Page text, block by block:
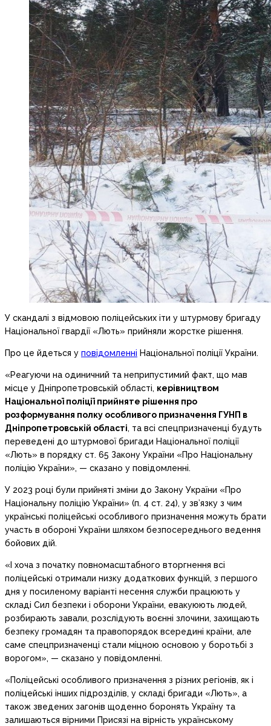
У скандалі з відмовою поліцейських іти у штурмову бригаду
Національної гвардії «Лють» прийняли жорстке рішення.
Про це йдеться у повідомленні Національної поліції України.
«Реагуючи на одиничний та неприпустимий факт, що мав
місце у Дніпропетровській області, керівництвом
Національної поліції прийняте рішення про
розформування полку особливого призначення ГУНП в
Дніпропетровській області, та всі спецпризначенці будуть
переведені до штурмової бригади Національної поліції
«Лють» в порядку ст. 65 Закону України «Про Національну
поліцію України», — сказано у повідомленні.
У 2023 році були прийняті зміни до Закону України «Про
Національну поліцію України» (п. 4 ст. 24), у зв’язку з чим
українські поліцейські особливого призначення можуть брати
участь в обороні України шляхом безпосереднього ведення
бойових дій.
«І хоча з початку повномасштабного вторгнення всі
поліцейські отримали низку додаткових функцій, з першого
дня у посиленому варіанті несення служби працюють у
складі Сил безпеки і оборони України, евакуюють людей,
розбирають завали, розслідують воєнні злочини, захищають
безпеку громадян та правопорядок всередині країни, але
саме спецпризначенці стали міцною основою у боротьбі з
ворогом», — сказано у повідомленні.
«Поліцейські особливого призначення з різних регіонів, як і
поліцейські інших підрозділів, у складі бригади «Лють», а
також зведених загонів щоденно боронять Україну та
залишаються вірними Присязі на вірність українському